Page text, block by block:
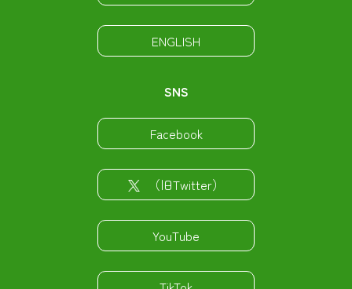
ENGLISH
SNS
Facebook
（旧Twitter）
YouTube